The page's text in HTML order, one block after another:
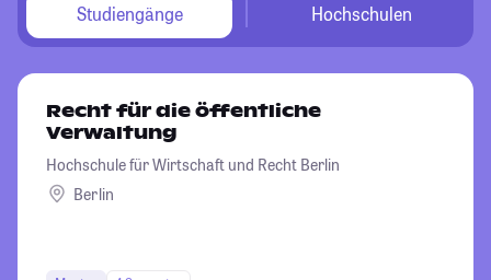
Studiengänge Hochschulen
Recht für die öffentliche
Verwaltung
Hochschule für Wirtschaft und Recht Berlin
Berlin